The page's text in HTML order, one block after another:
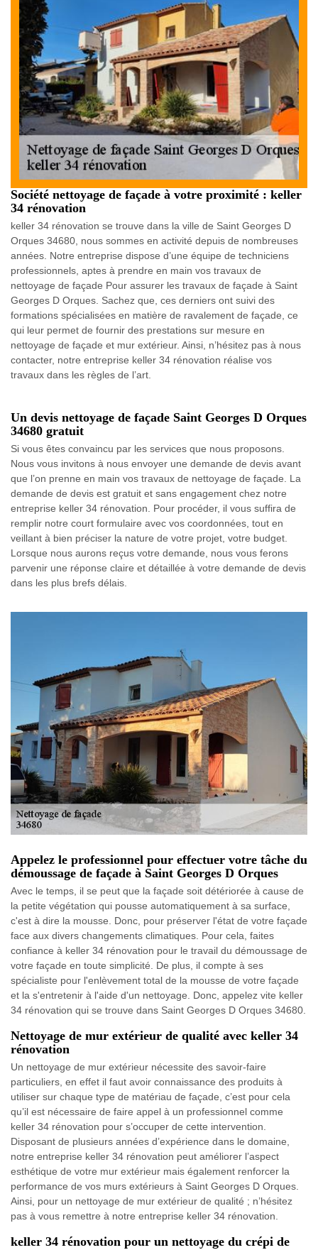
Société nettoyage de façade à votre proximité : keller
34 rénovation
keller 34 rénovation se trouve dans la ville de Saint Georges D
Orques 34680, nous sommes en activité depuis de nombreuses
années. Notre entreprise dispose d’une équipe de techniciens
professionnels, aptes à prendre en main vos travaux de
nettoyage de façade Pour assurer les travaux de façade à Saint
Georges D Orques. Sachez que, ces derniers ont suivi des
formations spécialisées en matière de ravalement de façade, ce
qui leur permet de fournir des prestations sur mesure en
nettoyage de façade et mur extérieur. Ainsi, n’hésitez pas à nous
contacter, notre entreprise keller 34 rénovation réalise vos
travaux dans les règles de l’art.
Un devis nettoyage de façade Saint Georges D Orques
34680 gratuit
Si vous êtes convaincu par les services que nous proposons.
Nous vous invitons à nous envoyer une demande de devis avant
que l’on prenne en main vos travaux de nettoyage de façade. La
demande de devis est gratuit et sans engagement chez notre
entreprise keller 34 rénovation. Pour procéder, il vous suffira de
remplir notre court formulaire avec vos coordonnées, tout en
veillant à bien préciser la nature de votre projet, votre budget.
Lorsque nous aurons reçus votre demande, nous vous ferons
parvenir une réponse claire et détaillée à votre demande de devis
dans les plus brefs délais.
Appelez le professionnel pour effectuer votre tâche du
démoussage de façade à Saint Georges D Orques
Avec le temps, il se peut que la façade soit détériorée à cause de
la petite végétation qui pousse automatiquement à sa surface,
c'est à dire la mousse. Donc, pour préserver l'état de votre façade
face aux divers changements climatiques. Pour cela, faites
confiance à keller 34 rénovation pour le travail du démoussage de
votre façade en toute simplicité. De plus, il compte à ses
spécialiste pour l'enlèvement total de la mousse de votre façade
et la s'entretenir à l'aide d'un nettoyage. Donc, appelez vite keller
34 rénovation qui se trouve dans Saint Georges D Orques 34680.
Nettoyage de mur extérieur de qualité avec keller 34
rénovation
Un nettoyage de mur extérieur nécessite des savoir-faire
particuliers, en effet il faut avoir connaissance des produits à
utiliser sur chaque type de matériau de façade, c’est pour cela
qu’il est nécessaire de faire appel à un professionnel comme
keller 34 rénovation pour s’occuper de cette intervention.
Disposant de plusieurs années d’expérience dans le domaine,
notre entreprise keller 34 rénovation peut améliorer l’aspect
esthétique de votre mur extérieur mais également renforcer la
performance de vos murs extérieurs à Saint Georges D Orques.
Ainsi, pour un nettoyage de mur extérieur de qualité ; n’hésitez
pas à vous remettre à notre entreprise keller 34 rénovation.
keller 34 rénovation pour un nettoyage du crépi de